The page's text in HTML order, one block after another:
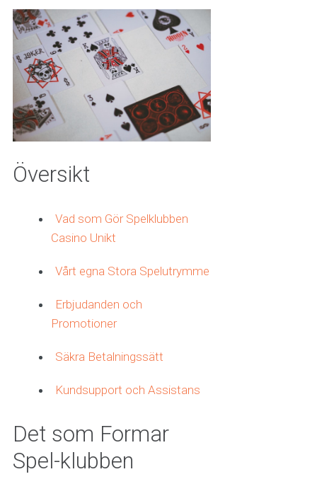
Översikt
Vad som Gör Spelklubben
Casino Unikt
Vårt egna Stora Spelutrymme
Erbjudanden och
Promotioner
Säkra Betalningssätt
Kundsupport och Assistans
Det som Formar
Spel-klubben